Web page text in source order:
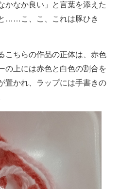
なか良い」と言葉を添えた
……こ、こ、これは豚ひき
こちらの作品の正体は、赤色
の上には赤色と白色の割合を
置かれ、ラップには手書きの